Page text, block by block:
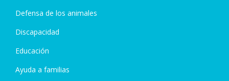
Defensa de los animales
Discapacidad
Educación
Ayuda a familias